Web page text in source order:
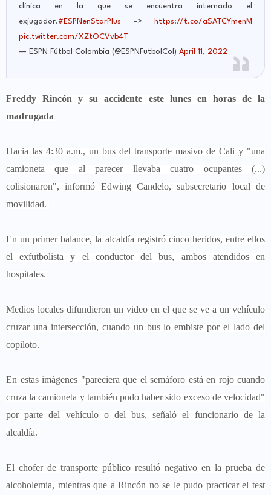
clínica en la que se encuentra internado el
exjugador.#ESPNenStarPlus ->
https://t.co/aSATCYmenM
pic.twitter.com/XZtOCVvb4T
— ESPN Fútbol Colombia (@ESPNFutbolCol) April 11, 2022
Freddy Rincón y su accidente este lunes en horas de la
madrugada
Hacia las 4:30 a.m., un bus del transporte masivo de Cali y "una
camioneta que al parecer llevaba cuatro ocupantes (...)
colisionaron", informó Edwing Candelo, subsecretario local de
movilidad.
En un primer balance, la alcaldía registró cinco heridos, entre ellos
el exfutbolista y el conductor del bus, ambos atendidos en
hospitales.
Medios locales difundieron un video en el que se ve a un vehículo
cruzar una intersección, cuando un bus lo embiste por el lado del
copiloto.
En estas imágenes "pareciera que el semáforo está en rojo cuando
cruza la camioneta y también pudo haber sido exceso de velocidad"
por parte del vehículo o del bus, señaló el funcionario de la
alcaldía.
El chofer de transporte público resultó negativo en la prueba de
alcoholemia, mientras que a Rincón no se le pudo practicar el test